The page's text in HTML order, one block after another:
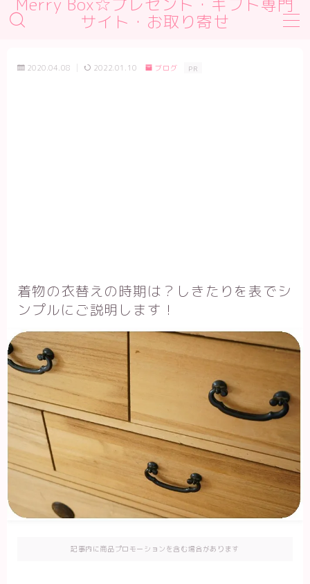
サイト・お取り寄せ
デモプリセット記事 #1
2020.04.08 2022.01.10 ブログ PR
着物の衣替えの時期は？しきたりを表でシ
ンプルにご説明します！
記事内に商品プロモーションを含む場合があります